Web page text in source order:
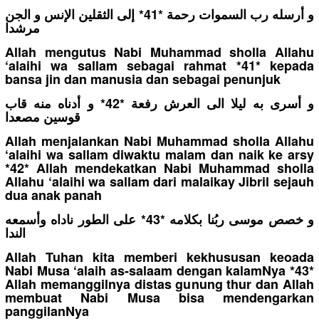
و أرسله رب السموات رحمة *41* إلى الثقلين الإنس و الجن
مرشدا
Allah mengutus Nabi Muhammad sholla Allahu
‘alaihi wa sallam sebagai rahmat *41* kepada
bansa jin dan manusia dan sebagai penunjuk
و أسرى به ليلا الى العرش رفعة *42* و أدناه منه قاب
قوسين مصعدا
Allah menjalankan Nabi Muhammad sholla Allahu
‘alaihi wa sallam diwaktu malam dan naik ke arsy
*42* Allah mendekatkan Nabi Muhammad sholla
Allahu ‘alaihi wa sallam dari malaikay Jibril sejauh
dua anak panah
و خصص موسى ربُنا بكلامه *43* على الطور ناداه وأسمعه
الندا
Allah Tuhan kita memberi kekhususan keoada
Nabi Musa ‘alaih as-salaam dengan kalamNya *43*
Allah memanggilnya distas gunung thur dan Allah
membuat Nabi Musa bisa mendengarkan
panggilanNya